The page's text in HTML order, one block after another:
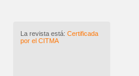
La revista está: Certificada
por el CITMA